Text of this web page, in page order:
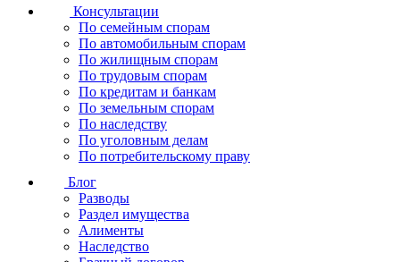
Консультации
По семейным спорам
По автомобильным спорам
По жилищным спорам
По трудовым спорам
По кредитам и банкам
По земельным спорам
По наследству
По уголовным делам
По потребительскому праву
Блог
Разводы
Раздел имущества
Алименты
Наследство